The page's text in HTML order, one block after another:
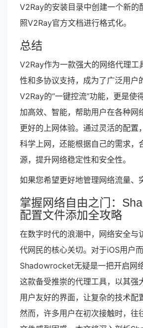
V2Ray的安装目录中创建一个新的
照V2Ray官方文档进行格式化。
总结
V2Ray作为一款强大的网络代理工
性和多协议支持，成为了广泛用户
V2Ray的“一键控流”功能，更是使
加高效、智能，帮助用户在各种网
更好的上网体验。通过灵活的配置
科学上网，还能根据自己的需求，
源，提升网络稳定性和安全性。
如果您希望更好地管理网络流量、
掌握网络自由之门：
配置文件添加全攻略
在数字时代的浪潮中，网络安全与
代网民的核心关切。对于iOS用户而
Shadowrocket无疑是一把开启网
这款备受推崇的代理工具，以其强
用户友好的界面，让复杂的技术配
然而，许多用户在初次接触时，往